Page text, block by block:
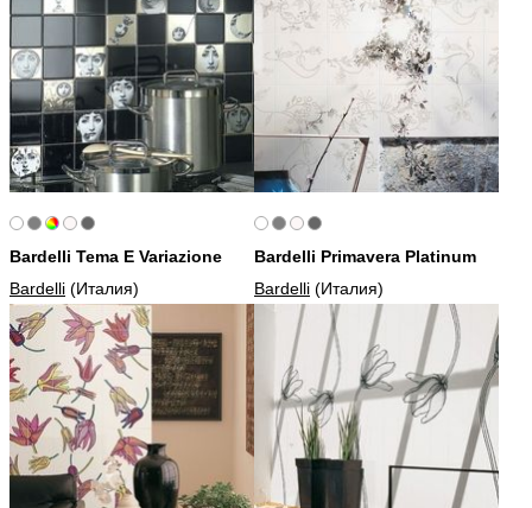
Bardelli Tema E Variazione
Bardelli (Италия)
Bardelli Primavera Platinum
Bardelli (Италия)